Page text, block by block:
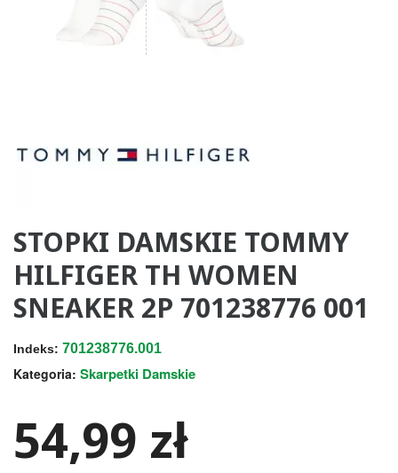
STOPKI DAMSKIE TOMMY
HILFIGER TH WOMEN
SNEAKER 2P 701238776 001
Indeks: 701238776.001
Kategoria: Skarpetki Damskie
54,99 zł